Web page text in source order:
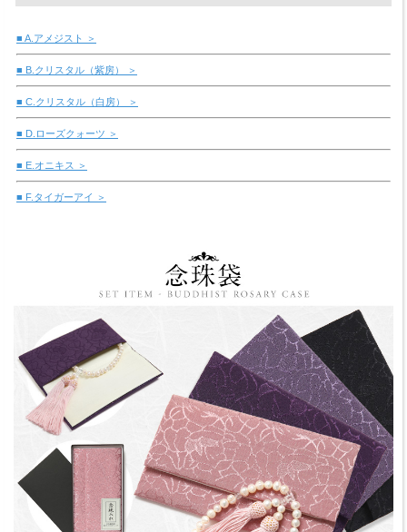
■ A.アメジスト ＞
■ B.クリスタル（紫房） ＞
■ C.クリスタル（白房） ＞
■ D.ローズクォーツ ＞
■ E.オニキス ＞
■ F.タイガーアイ ＞